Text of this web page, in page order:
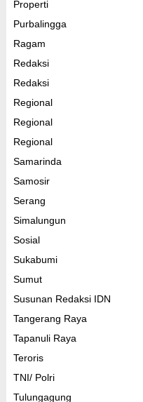
Properti
Purbalingga
Ragam
Redaksi
Redaksi
Regional
Regional
Regional
Samarinda
Samosir
Serang
Simalungun
Sosial
Sukabumi
Sumut
Susunan Redaksi IDN
Tangerang Raya
Tapanuli Raya
Teroris
TNI/ Polri
Tulungagung